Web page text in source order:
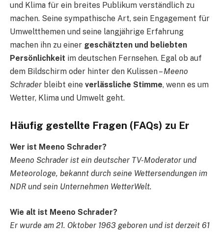
und Klima für ein breites Publikum verständlich zu
machen. Seine sympathische Art, sein Engagement für
Umweltthemen und seine langjährige Erfahrung
machen ihn zu einer geschätzten und beliebten
Persönlichkeit im deutschen Fernsehen. Egal ob auf
dem Bildschirm oder hinter den Kulissen –Meeno
Schrader bleibt eine verlässliche Stimme, wenn es um
Wetter, Klima und Umwelt geht.
Häufig gestellte Fragen (FAQs) zu Er
Wer ist Meeno Schrader?
Meeno Schrader ist ein deutscher TV-Moderator und
Meteorologe, bekannt durch seine Wettersendungen im
NDR und sein Unternehmen WetterWelt.
Wie alt ist Meeno Schrader?
Er wurde am 21. Oktober 1963 geboren und ist derzeit 61